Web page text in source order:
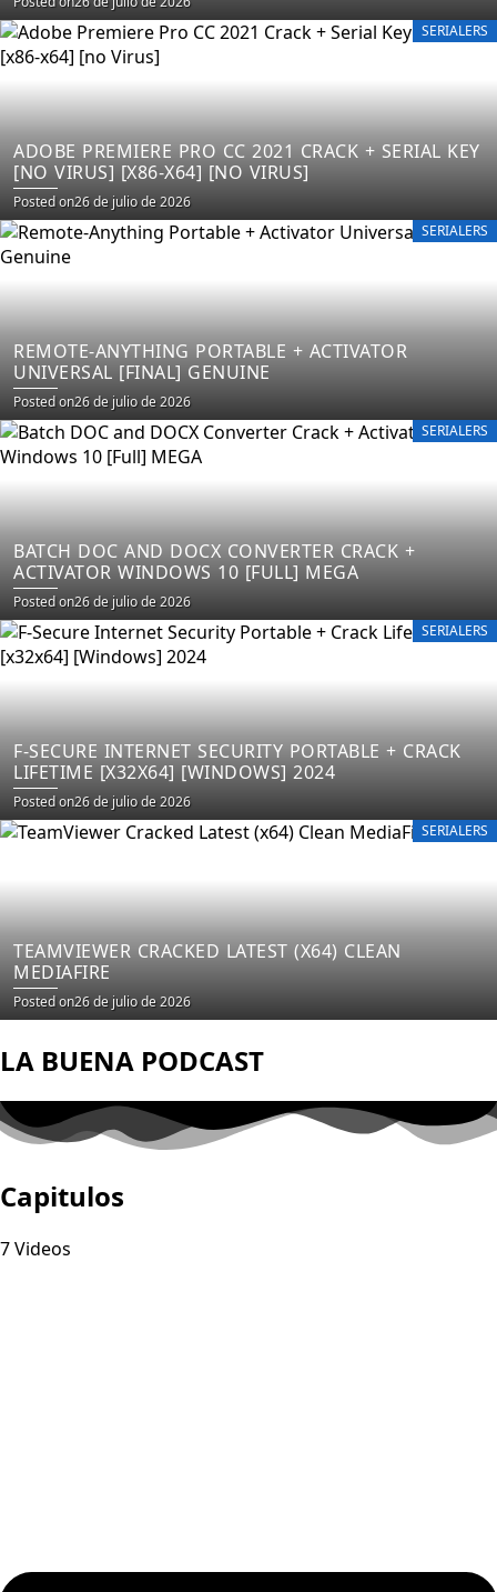
SERIALERS
ADOBE PREMIERE PRO CC 2021 CRACK + SERIAL KEY
[NO VIRUS] [X86-X64] [NO VIRUS]
Posted on26 de julio de 2026
SERIALERS
REMOTE-ANYTHING PORTABLE + ACTIVATOR
UNIVERSAL [FINAL] GENUINE
Posted on26 de julio de 2026
SERIALERS
BATCH DOC AND DOCX CONVERTER CRACK +
ACTIVATOR WINDOWS 10 [FULL] MEGA
Posted on26 de julio de 2026
SERIALERS
F-SECURE INTERNET SECURITY PORTABLE + CRACK
LIFETIME [X32X64] [WINDOWS] 2024
Posted on26 de julio de 2026
SERIALERS
TEAMVIEWER CRACKED LATEST (X64) CLEAN
MEDIAFIRE
Posted on26 de julio de 2026
LA BUENA PODCAST
Capitulos
7 Videos